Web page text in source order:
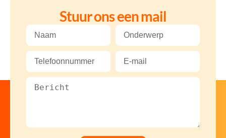
Stuur ons een mail